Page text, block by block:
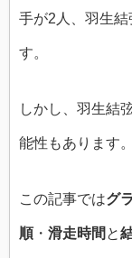
手が2人、羽生
す。
しかし、羽生結
能性もあります
この記事ではグ
順・ 滑走時間 と